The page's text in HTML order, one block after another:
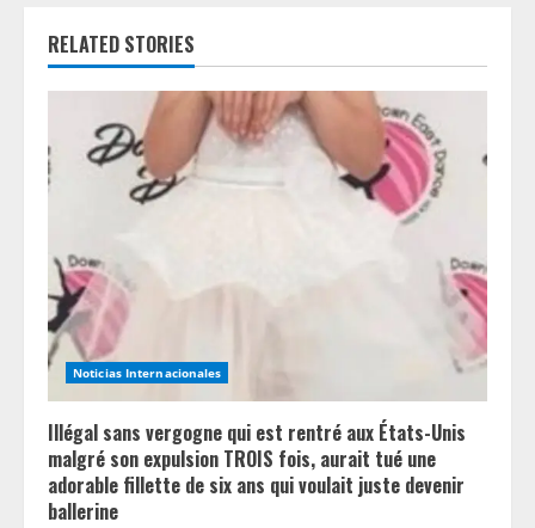
e
R
e
a
d
i
n
g
RELATED STORIES
Noticias Internacionales
Illégal sans vergogne qui est rentré aux États-Unis
malgré son expulsion TROIS fois, aurait tué une
adorable fillette de six ans qui voulait juste devenir
ballerine